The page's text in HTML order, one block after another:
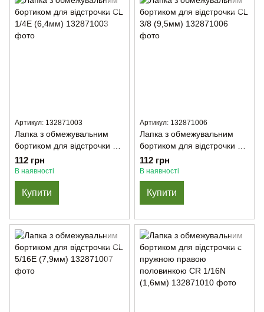
Артикул: 132871003
Лапка з обмежувальним
бортиком для відстрочки CL
1/4Е (6,4мм)
112 грн
В наявності
Купити
Артикул: 132871006
Лапка з обмежувальним
бортиком для відстрочки CL
3/8 (9,5мм)
112 грн
В наявності
Купити